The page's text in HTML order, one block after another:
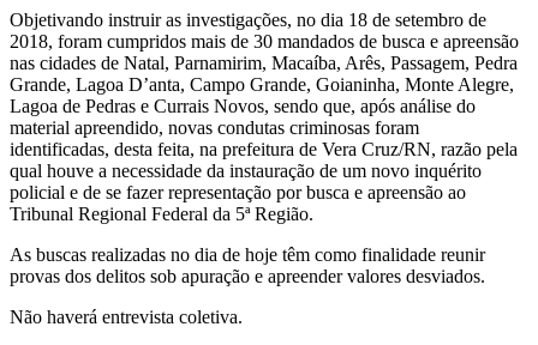
Objetivando instruir as investigações, no dia 18 de setembro de
2018, foram cumpridos mais de 30 mandados de busca e apreensão
nas cidades de Natal, Parnamirim, Macaíba, Arês, Passagem, Pedra
Grande, Lagoa D’anta, Campo Grande, Goianinha, Monte Alegre,
Lagoa de Pedras e Currais Novos, sendo que, após análise do
material apreendido, novas condutas criminosas foram
identificadas, desta feita, na prefeitura de Vera Cruz/RN, razão pela
qual houve a necessidade da instauração de um novo inquérito
policial e de se fazer representação por busca e apreensão ao
Tribunal Regional Federal da 5ª Região.
As buscas realizadas no dia de hoje têm como finalidade reunir
provas dos delitos sob apuração e apreender valores desviados.
Não haverá entrevista coletiva.